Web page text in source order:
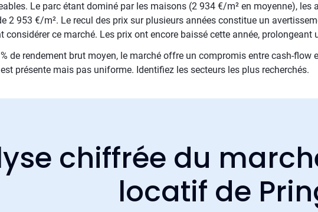
Le parc étant dominé par les maisons (2 934 €/m² en moyenne), les
2 953 €/m². Le recul des prix sur plusieurs années constitue un
considérer ce marché. Les prix ont encore baissé cette année, prolongeant
de rendement brut moyen, le marché offre un compromis entre cash-
présente mais pas uniforme. Identifiez les secteurs les plus recherchés.
chiffrée du
locatif de